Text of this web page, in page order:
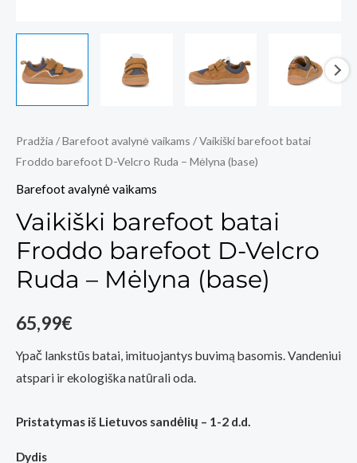
Pradžia /Barefoot avalynė vaikams / Vaikiški barefoot batai
Froddo barefoot D-Velcro Ruda – Mėlyna (base)
Barefoot avalynė vaikams
Vaikiški barefoot batai
Froddo barefoot D-Velcro
Ruda – Mėlyna (base)
65,99€
Ypač lankstūs batai, imituojantys buvimą basomis. Vandeniui
atspari ir ekologiška natūrali oda.
Pristatymas iš Lietuvos sandėlių – 1-2 d.d.
Dydis